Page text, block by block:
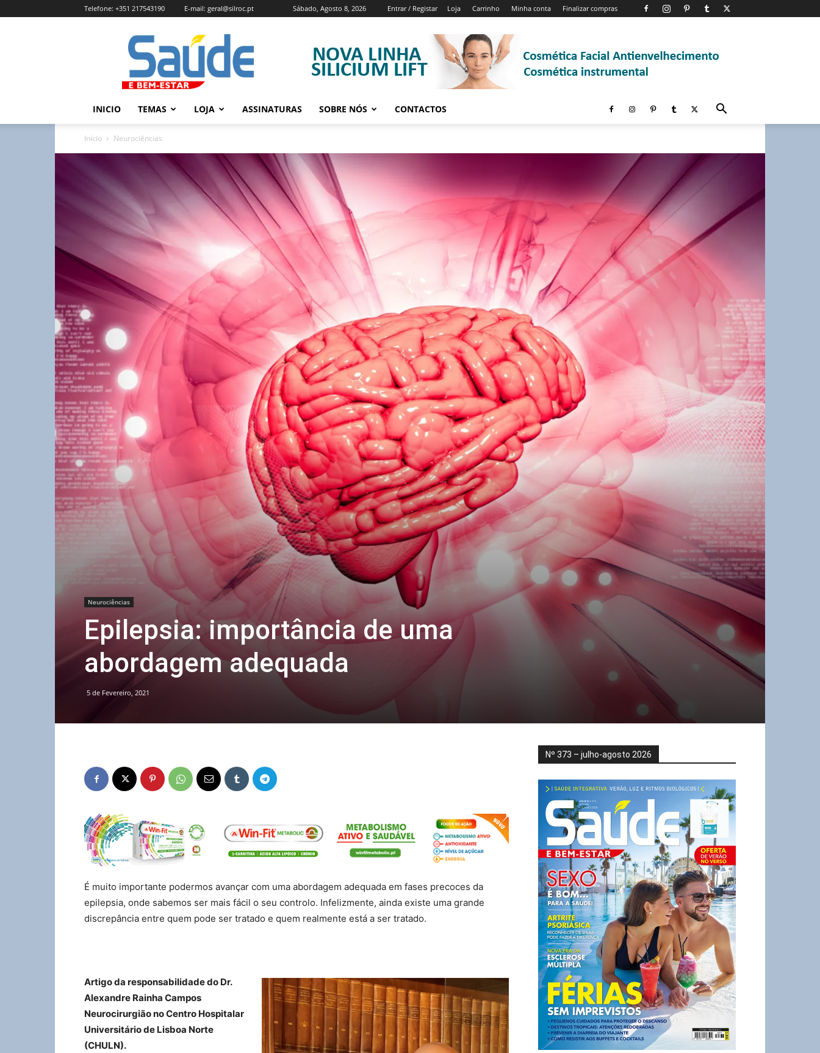
Sábado, Agosto 8, 2026 Entrar / Registar Loja Carrinho Minha conta Finalizar compras
Telefone: +351 217543190 E-mail: geral@silroc.pt
Revista
Saúde
e
Bem
Estar
Edição
INICIO TEMAS LOJA ASSINATURAS SOBRE NÓS CONTACTOS
Início Neurociências
Neurociências
Epilepsia: importância de uma
abordagem adequada
5 de Fevereiro, 2021
É muito importante podermos avançar com uma abordagem adequada em fases precoces da
epilepsia, onde sabemos ser mais fácil o seu controlo. Infelizmente, ainda existe uma grande
discrepância entre quem pode ser tratado e quem realmente está a ser tratado.
Artigo da responsabilidade do Dr.
Alexandre Rainha Campos
Neurocirurgião no Centro Hospitalar
Universitário de Lisboa Norte
(CHULN).
Nº 373 – julho-agosto 2026